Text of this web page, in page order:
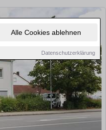
Alle Cookies ablehnen
Datenschutzerklärung